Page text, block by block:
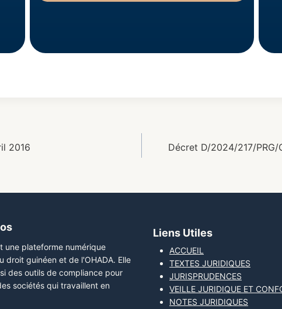
2016
Décret D/2024/217/
une plateforme numérique
droit guinéen et de l'OHADA. Elle
des outils de compliance pour
sociétés qui travaillent en
Liens Utiles
ACCUEIL
TEXTES JURIDIQUES
JURISPRUDENCES
VEILLE JURIDIQUE ET
NOTES JURIDIQUES